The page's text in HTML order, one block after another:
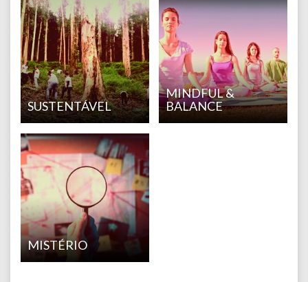
SUSTENTÁVEL
MINDFUL &
BALANCE
MISTÉRIO